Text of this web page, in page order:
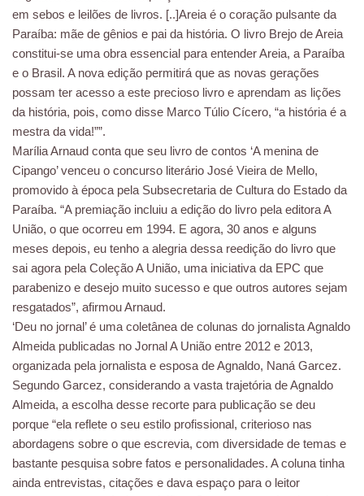
em sebos e leilões de livros. [..]Areia é o coração pulsante da
Paraíba: mãe de gênios e pai da história. O livro Brejo de Areia
constitui-se uma obra essencial para entender Areia, a Paraíba
e o Brasil. A nova edição permitirá que as novas gerações
possam ter acesso a este precioso livro e aprendam as lições
da história, pois, como disse Marco Túlio Cícero, “a história é a
mestra da vida!””.
Marília Arnaud conta que seu livro de contos ‘A menina de
Cipango’ venceu o concurso literário José Vieira de Mello,
promovido à época pela Subsecretaria de Cultura do Estado da
Paraíba. “A premiação incluiu a edição do livro pela editora A
União, o que ocorreu em 1994. E agora, 30 anos e alguns
meses depois, eu tenho a alegria dessa reedição do livro que
sai agora pela Coleção A União, uma iniciativa da EPC que
parabenizo e desejo muito sucesso e que outros autores sejam
resgatados”, afirmou Arnaud.
‘Deu no jornal’ é uma coletânea de colunas do jornalista Agnaldo
Almeida publicadas no Jornal A União entre 2012 e 2013,
organizada pela jornalista e esposa de Agnaldo, Naná Garcez.
Segundo Garcez, considerando a vasta trajetória de Agnaldo
Almeida, a escolha desse recorte para publicação se deu
porque “ela reflete o seu estilo profissional, criterioso nas
abordagens sobre o que escrevia, com diversidade de temas e
bastante pesquisa sobre fatos e personalidades. A coluna tinha
ainda entrevistas, citações e dava espaço para o leitor